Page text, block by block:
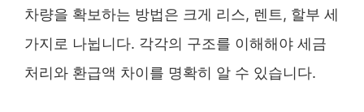
차량을 확보하는 방법은 크게 리스, 렌트, 할부 세
가지로 나뉩니다. 각각의 구조를 이해해야 세금
처리와 환급액 차이를 명확히 알 수 있습니다.